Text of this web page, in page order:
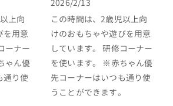
上向
を用意
ーナー
ゃん優
通り使
2026/2/13
この時間は、2歳児以上向
けのおもちゃや遊びを用意
しています。 研修コーナー
を使います。 ※赤ちゃん優
先コーナーはいつも通り使
うことができます。